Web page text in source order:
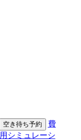
空き待ち予約
費
用シミュレーシ